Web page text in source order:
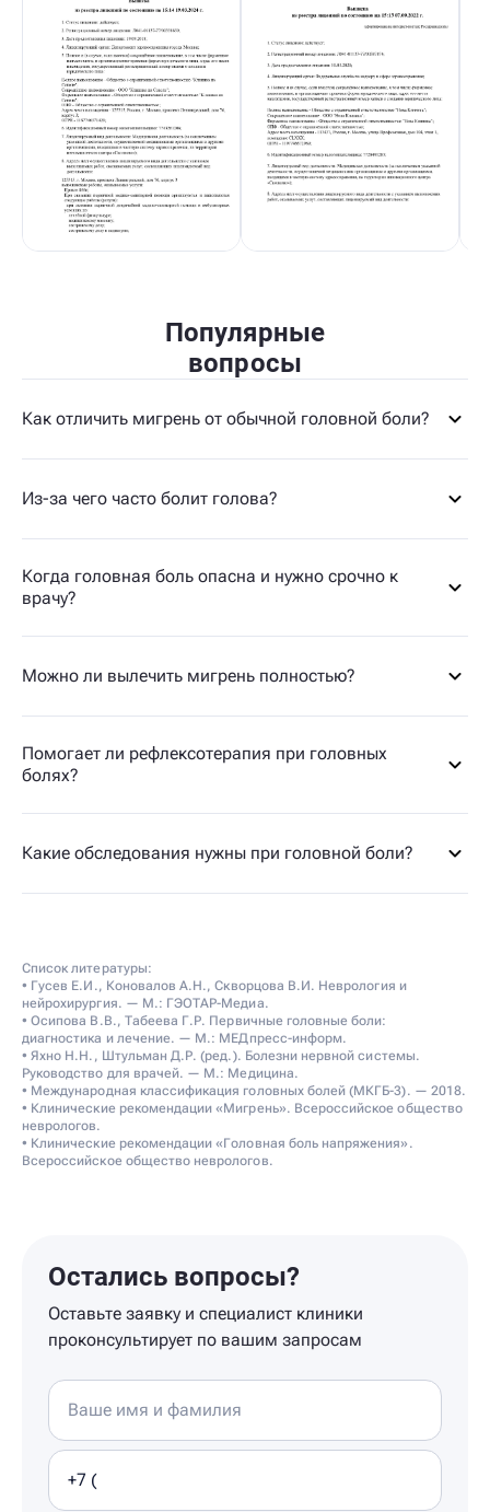
Популярные
вопросы
Как отличить мигрень от обычной головной боли?
Из-за чего часто болит голова?
Когда головная боль опасна и нужно срочно к
врачу?
Можно ли вылечить мигрень полностью?
Помогает ли рефлексотерапия при головных
болях?
Какие обследования нужны при головной боли?
Список литературы:
• Гусев Е.И., Коновалов А.Н., Скворцова В.И. Неврология и
нейрохирургия. — М.: ГЭОТАР-Медиа.
• Осипова В.В., Табеева Г.Р. Первичные головные боли:
диагностика и лечение. — М.: МЕДпресс-информ.
• Яхно Н.Н., Штульман Д.Р. (ред.). Болезни нервной системы.
Руководство для врачей. — М.: Медицина.
• Международная классификация головных болей (МКГБ-3). — 2018.
• Клинические рекомендации «Мигрень». Всероссийское общество
неврологов.
• Клинические рекомендации «Головная боль напряжения».
Всероссийское общество неврологов.
Остались вопросы?
Оставьте заявку и специалист клиники
проконсультирует по вашим запросам